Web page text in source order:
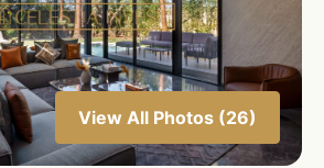
View All Photos (26)